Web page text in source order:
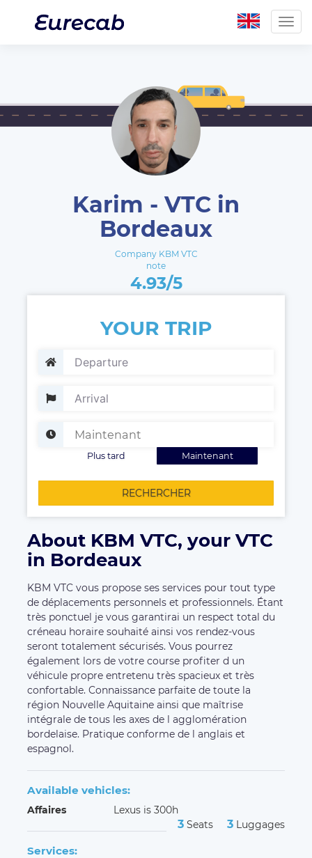
Karim - VTC in
Bordeaux
Company KBM VTC
note
4.93/5
YOUR TRIP
Maintenant
Plus tard
RECHERCHER
About KBM VTC, your VTC
in Bordeaux
KBM VTC vous propose ses services pour tout type
de déplacements personnels et professionnels. Étant
très ponctuel je vous garantirai un respect total du
créneau horaire souhaité ainsi vos rendez-vous
seront totalement sécurisés. Vous pourrez
également lors de votre course profiter d un
véhicule propre entretenu très spacieux et très
confortable. Connaissance parfaite de toute la
région Nouvelle Aquitaine ainsi que maîtrise
intégrale de tous les axes de l agglomération
bordelaise. Pratique conforme de l anglais et
espagnol.
Available vehicles:
Affaires Lexus is 300h
3 Seats 3 Luggages
Services: